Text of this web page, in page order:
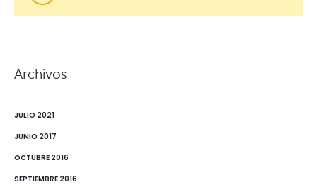
Archivos
JULIO 2021
JUNIO 2017
OCTUBRE 2016
SEPTIEMBRE 2016